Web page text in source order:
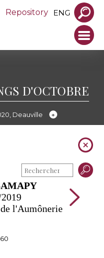
Repository ENG
D'OCTOBRE
Deauville
l'Aumônerie